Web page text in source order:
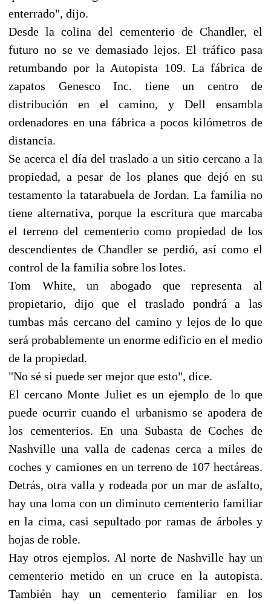
enterrado", dijo.
Desde la colina del cementerio de Chandler, el
futuro no se ve demasiado lejos. El tráfico pasa
retumbando por la Autopista 109. La fábrica de
zapatos Genesco Inc. tiene un centro de
distribución en el camino, y Dell ensambla
ordenadores en una fábrica a pocos kilómetros de
distancia.
Se acerca el día del traslado a un sitio cercano a la
propiedad, a pesar de los planes que dejó en su
testamento la tatarabuela de Jordan. La familia no
tiene alternativa, porque la escritura que marcaba
el terreno del cementerio como propiedad de los
descendientes de Chandler se perdió, así como el
control de la familia sobre los lotes.
Tom White, un abogado que representa al
propietario, dijo que el traslado pondrá a las
tumbas más cercano del camino y lejos de lo que
será probablemente un enorme edificio en el medio
de la propiedad.
"No sé si puede ser mejor que esto", dice.
El cercano Monte Juliet es un ejemplo de lo que
puede ocurrir cuando el urbanismo se apodera de
los cementerios. En una Subasta de Coches de
Nashville una valla de cadenas cerca a miles de
coches y camiones en un terreno de 107 hectáreas.
Detrás, otra valla y rodeada por un mar de asfalto,
hay una loma con un diminuto cementerio familiar
en la cima, casi sepultado por ramas de árboles y
hojas de roble.
Hay otros ejemplos. Al norte de Nashville hay un
cementerio metido en un cruce en la autopista.
También hay un cementerio familiar en los